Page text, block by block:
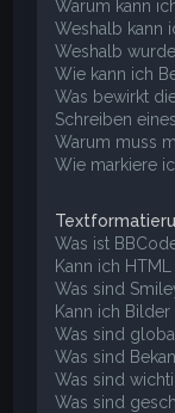
Warum kann
Weshalb kann
Weshalb
Wie kann ich
Was bewirkt
Schreiben
Warum muss
Wie markiere
Was ist
Kann ich
Was sind
Kann ich
Was sind
Was sind
Was sind
Was sind